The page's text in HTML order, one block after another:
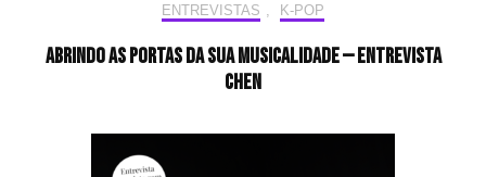
ENTREVISTAS K-POP
Abrindo as portas da sua musicalidade — Entrevista
CHEN